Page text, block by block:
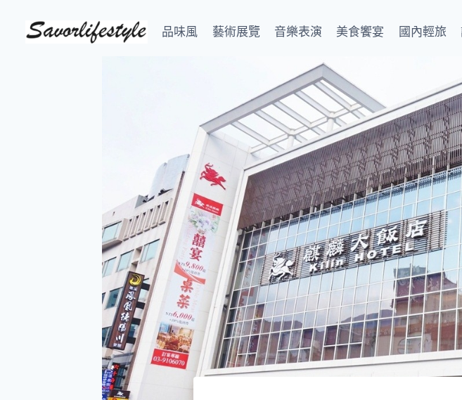
品味風 藝術展覽 音樂表演 美食饗宴 國內輕旅